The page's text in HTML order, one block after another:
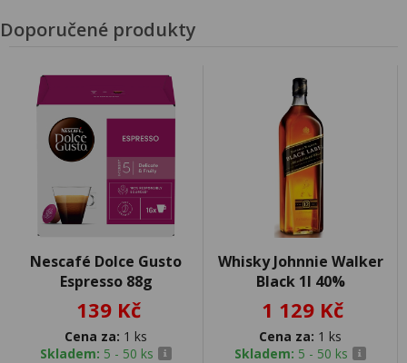
Doporučené produkty
Nescafé Dolce Gusto
Espresso 88g
139 Kč
Cena za: 1 ks
Skladem: 5 - 50 ks
Whisky Johnnie Walker
Black 1l 40%
1 129 Kč
Cena za: 1 ks
Skladem: 5 - 50 ks